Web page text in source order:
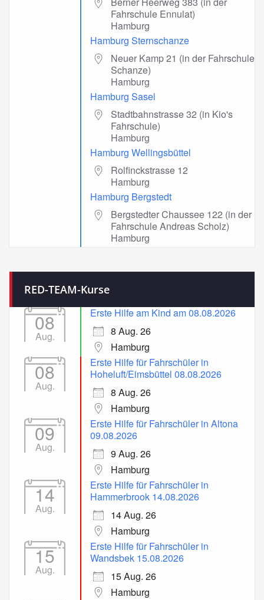
Fahrschule Ennulat)
Hamburg
Hamburg Sternschanze
Neuer Kamp 21 (in der Fahrschule
Schanze)
Hamburg
Hamburg Sasel
Stadtbahnstrasse 32 (in Kio's
Fahrschule)
Hamburg
Hamburg Wellingsbüttel
Rolfinckstrasse 12
Hamburg
Hamburg Bergstedt
Bergstedter Chaussee 122 (in der
Fahrschule Andreas Scholz)
Hamburg
RED-TEAM-Kurse
08
Aug.
Erste Hilfe am Kind am 08.08.2026
8 Aug. 26
Hamburg
08
Aug.
Erste Hilfe für Fahrschüler in
Hoheluft/Eimsbüttel 08.08.2026
8 Aug. 26
Hamburg
09
Aug.
Erste Hilfe für Fahrschüler in Altona
09.08.2026
9 Aug. 26
Hamburg
14
Aug.
Erste Hilfe für Fahrschüler in
Hammerbrook 14.08.2026
14 Aug. 26
Hamburg
15
Aug.
Erste Hilfe für Fahrschüler in
Wandsbek 15.08.2026
15 Aug. 26
Hamburg